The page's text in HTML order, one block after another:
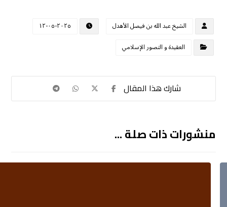
الشيخ عبد الله بن فيصل الأهدل
٢٠٢٥-٠٥-١٢
العقيدة و التصور الإسلامي
منشورات ذات صلة ...